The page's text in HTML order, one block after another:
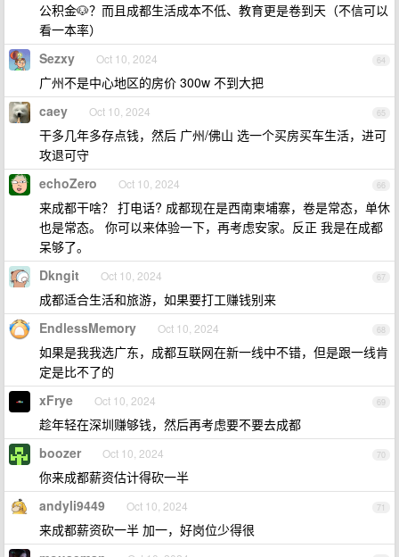
公积金🐶？而且成都生活成本不低、教育更是卷到天（不信可以
看一本率）
64
Sezxy Oct 10, 2024
广州不是中心地区的房价 300w 不到大把
65
caey Oct 10, 2024
干多几年多存点钱，然后 广州/佛山 选一个买房买车生活，进可
攻退可守
66
echoZero Oct 10, 2024
来成都干啥？ 打电话? 成都现在是西南柬埔寨，卷是常态，单休
也是常态。 你可以来体验一下，再考虑安家。反正 我是在成都
呆够了。
67
Dkngit Oct 10, 2024
成都适合生活和旅游，如果要打工赚钱别来
68
EndlessMemory Oct 10, 2024
如果是我我选广东，成都互联网在新一线中不错，但是跟一线肯
定是比不了的
69
xFrye Oct 10, 2024
趁年轻在深圳赚够钱，然后再考虑要不要去成都
70
boozer Oct 10, 2024
你来成都薪资估计得砍一半
71
andyli9449 Oct 10, 2024
来成都薪资砍一半 加一，好岗位少得很